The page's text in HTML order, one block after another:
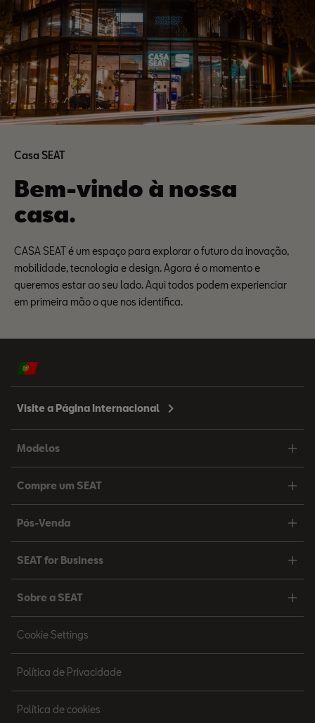
Casa SEAT
Bem-vindo à nossa
casa.
CASA SEAT é um espaço para explorar o futuro da inovação,
mobilidade, tecnologia e design. Agora é o momento e
queremos estar ao seu lado. Aqui todos podem experienciar
em primeira mão o que nos identifica.
Visite a Página Internacional
Modelos
Compre um SEAT
Pós-Venda
SEAT for Business
Sobre a SEAT
Cookie Settings
Política de Privacidade
Política de cookies